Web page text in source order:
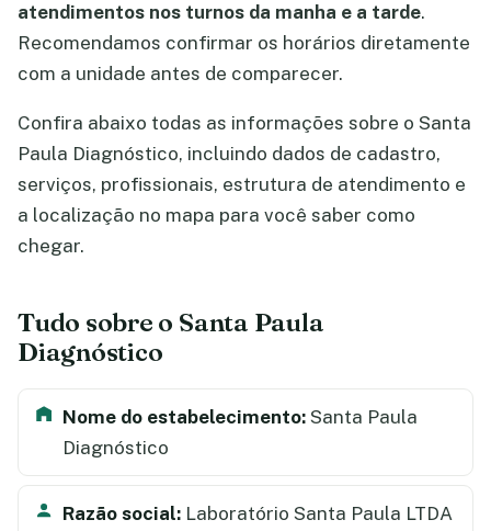
atendimentos nos turnos da manha e a tarde.
Recomendamos confirmar os horários diretamente
com a unidade antes de comparecer.
Confira abaixo todas as informações sobre o Santa
Paula Diagnóstico, incluindo dados de cadastro,
serviços, profissionais, estrutura de atendimento e
a localização no mapa para você saber como
chegar.
Tudo sobre o Santa Paula
Diagnóstico
Nome do estabelecimento: Santa Paula
Diagnóstico
Razão social: Laboratório Santa Paula LTDA